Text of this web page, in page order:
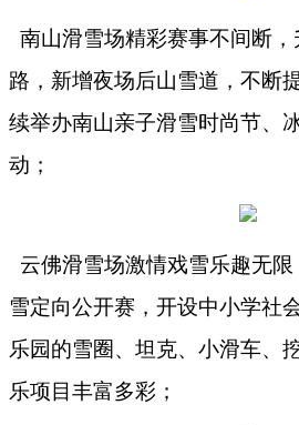
南山滑雪场精彩赛事不间断
路，新增夜场后山雪道，不断
续举办南山亲子滑雪时尚节、
动；
云佛滑雪场激情戏雪乐趣无
雪定向公开赛，开设中小学社
乐园的雪圈、坦克、小滑车、
乐项目丰富多彩；